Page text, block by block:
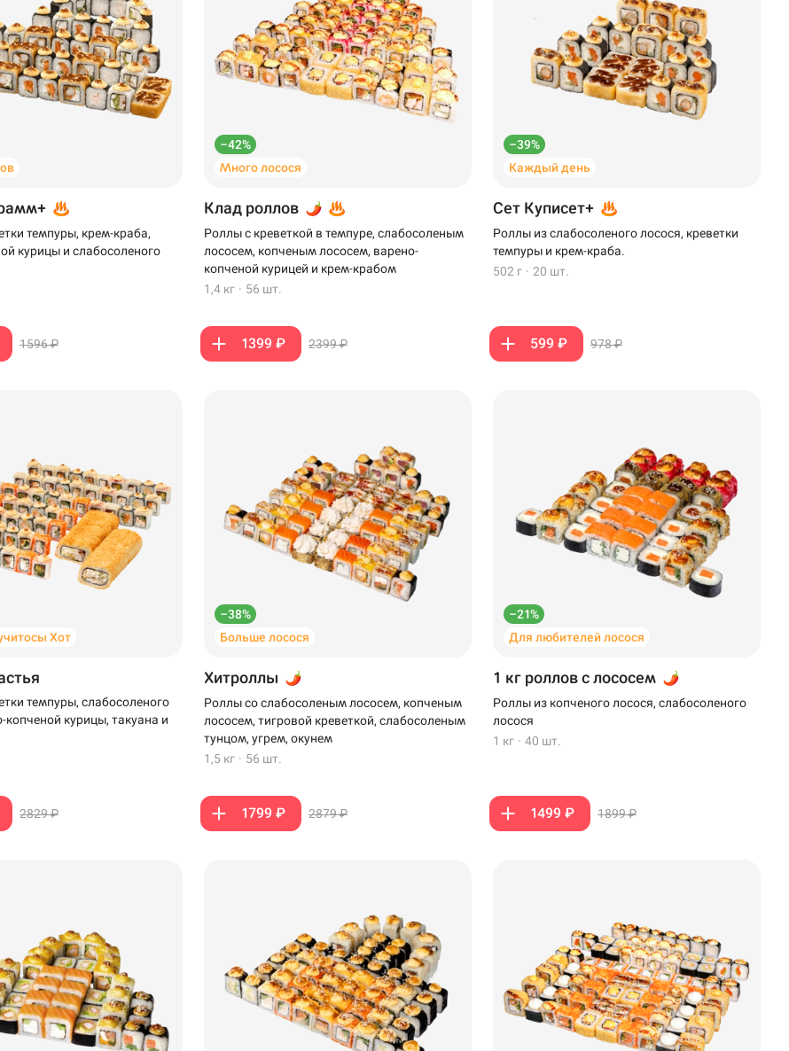
темпуры, крем-краба,
курицы и слабосоленого
1596 ₽
–42%
Много лосося
Клад роллов
Роллы с креветкой в темпуре, слабосоленым
лососем, копченым лососем, варено-
копченой курицей и крем-крабом
1,4 кг · 56 шт.
1399 ₽ 2399 ₽
–39%
Каждый день
Сет Куписет+
Роллы из слабосоленого лосося, креветки
темпуры и крем-краба.
502 г · 20 шт.
599 ₽ 978 ₽
Хот
темпуры, слабосоленого
копченой курицы, такуана и
2829 ₽
–38%
Больше лосося
Хитроллы
Роллы со слабосоленым лососем, копченым
лососем, тигровой креветкой, слабосоленым
тунцом, угрем, окунем
1,5 кг · 56 шт.
1799 ₽ 2879 ₽
–21%
Для любителей лосося
1 кг роллов с лососем
Роллы из копченого лосося, слабосоленого
лосося
1 кг · 40 шт.
1499 ₽ 1899 ₽
199 ₽ 299 ₽